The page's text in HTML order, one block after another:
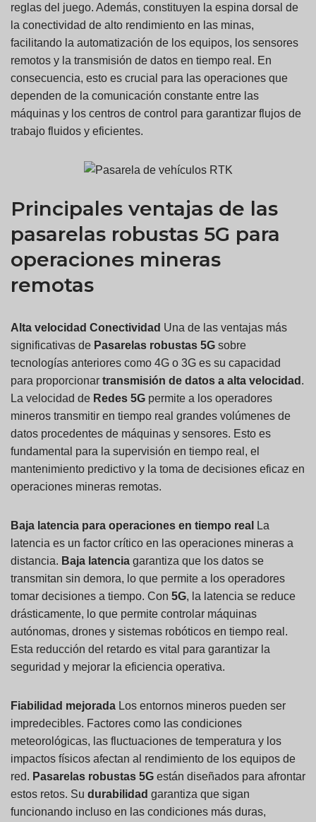
reglas del juego. Además, constituyen la espina dorsal de
la conectividad de alto rendimiento en las minas,
facilitando la automatización de los equipos, los sensores
remotos y la transmisión de datos en tiempo real. En
consecuencia, esto es crucial para las operaciones que
dependen de la comunicación constante entre las
máquinas y los centros de control para garantizar flujos de
trabajo fluidos y eficientes.
Principales ventajas de las
pasarelas robustas 5G para
operaciones mineras
remotas
Alta velocidad Conectividad Una de las ventajas más
significativas de Pasarelas robustas 5G sobre
tecnologías anteriores como 4G o 3G es su capacidad
para proporcionar transmisión de datos a alta velocidad .
La velocidad de Redes 5G permite a los operadores
mineros transmitir en tiempo real grandes volúmenes de
datos procedentes de máquinas y sensores. Esto es
fundamental para la supervisión en tiempo real, el
mantenimiento predictivo y la toma de decisiones eficaz en
operaciones mineras remotas.
Baja latencia para operaciones en tiempo real
La
latencia es un factor crítico en las operaciones mineras a
distancia. Baja latencia garantiza que los datos se
transmitan sin demora, lo que permite a los operadores
tomar decisiones a tiempo. Con 5G, la latencia se reduce
drásticamente, lo que permite controlar máquinas
autónomas, drones y sistemas robóticos en tiempo real.
Esta reducción del retardo es vital para garantizar la
seguridad y mejorar la eficiencia operativa.
Fiabilidad mejorada Los entornos mineros pueden ser
impredecibles. Factores como las condiciones
meteorológicas, las fluctuaciones de temperatura y los
impactos físicos afectan al rendimiento de los equipos de
red. Pasarelas robustas 5G están diseñados para afrontar
estos retos. Su durabilidad garantiza que sigan
funcionando incluso en las condiciones más duras,